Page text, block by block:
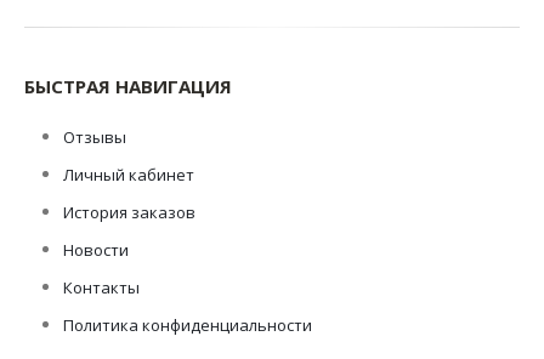
БЫСТРАЯ НАВИГАЦИЯ
Отзывы
Личный кабинет
История заказов
Новости
Контакты
Политика конфиденциальности